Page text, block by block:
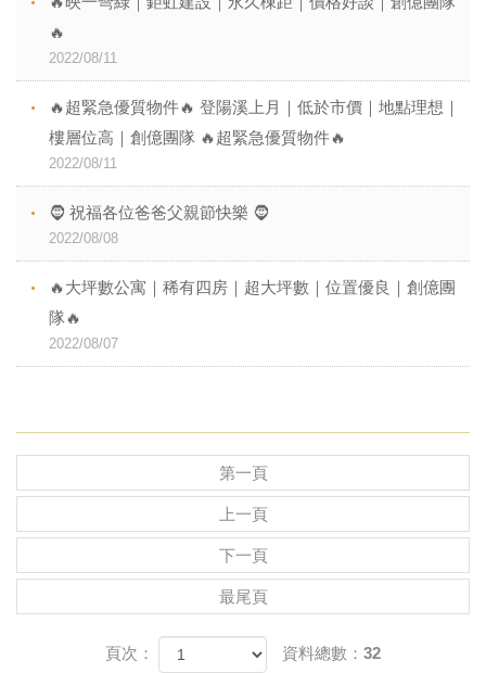
🔥
2022/08/11
🔥超緊急優質物件🔥 登陽溪上月｜低於市價｜地點理想｜
樓層位高｜創億團隊 🔥超緊急優質物件🔥
2022/08/11
🧔 祝福各位爸爸父親節快樂 🧔
2022/08/08
🔥大坪數公寓｜稀有四房｜超大坪數｜位置優良｜創億團
隊🔥
2022/08/07
第一頁
上一頁
下一頁
最尾頁
頁次： 資料總數：32